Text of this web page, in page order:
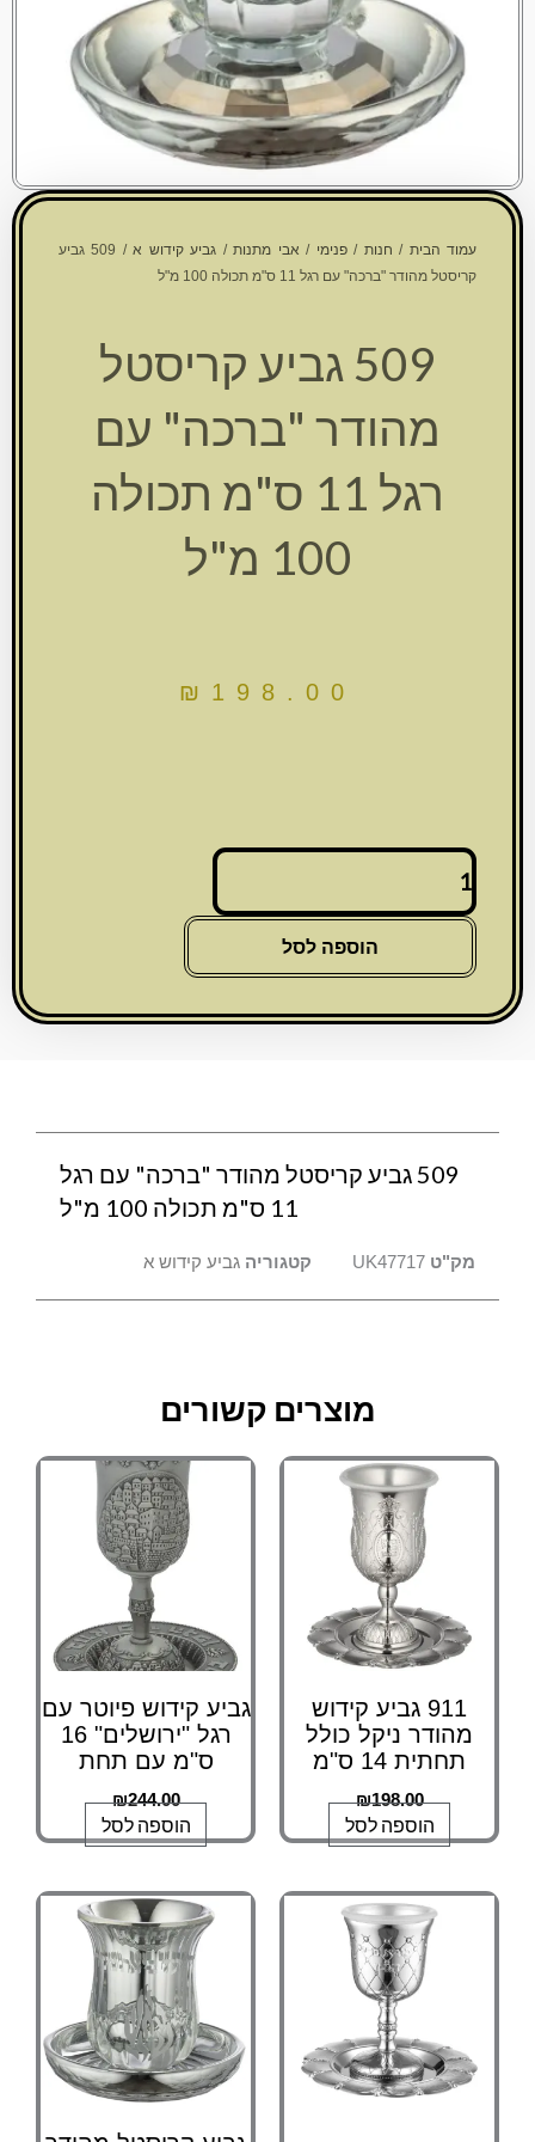
עמוד הבית / חנות /פנימי / אבי מתנות/ גביע קידוש א
/ 509 גביע
קריסטל מהודר "ברכה" עם רגל 11 ס"מ תכולה 100 מ"ל
509 גביע קריסטל
מהודר "ברכה" עם
רגל 11 ס"מ תכולה
100 מ"ל
₪ 198.00
כמות
של
509
קריסטל
"ברכה"
100
הוספה לסל
509 גביע קריסטל מהודר "ברכה" עם רגל
11 ס"מ תכולה 100 מ"ל
מק"ט UK47717 קטגוריה גביע קידוש א
מוצרים קשורים
911 גביע קידוש
מהודר ניקל כולל
תחתית 14 ס"מ
₪198.00
הוספה לסל
גביע קידוש פיוטר עם
רגל "ירושלים" 16
ס"מ עם תחת
₪244.00
הוספה לסל